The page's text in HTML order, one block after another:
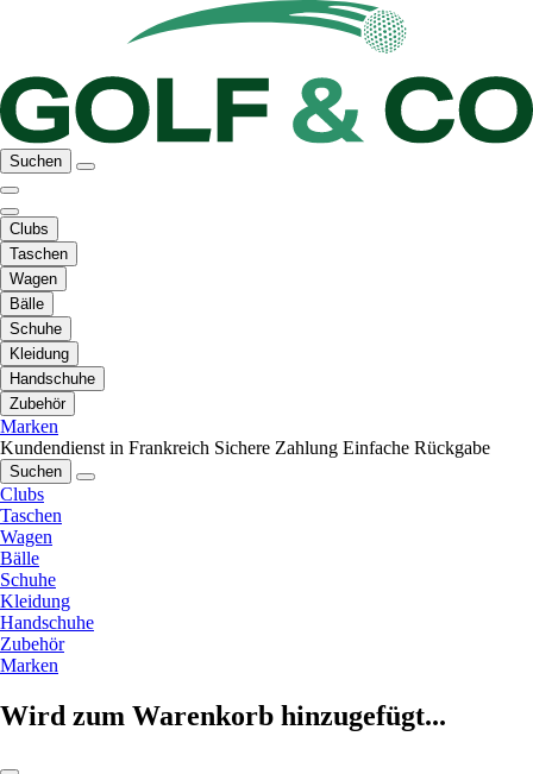
Suchen
Clubs
Taschen
Wagen
Bälle
Schuhe
Kleidung
Handschuhe
Zubehör
Marken
Kundendienst in Frankreich Sichere Zahlung Einfache Rückgabe
Suchen
Clubs
Taschen
Wagen
Bälle
Schuhe
Kleidung
Handschuhe
Zubehör
Marken
Wird zum Warenkorb hinzugefügt...